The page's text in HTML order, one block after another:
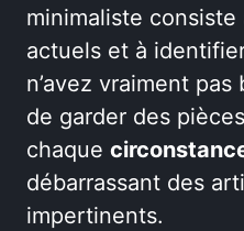
minimaliste
actuels et à
n’avez vraiment
de garder des
chaque
débarrassant des
impertinents.